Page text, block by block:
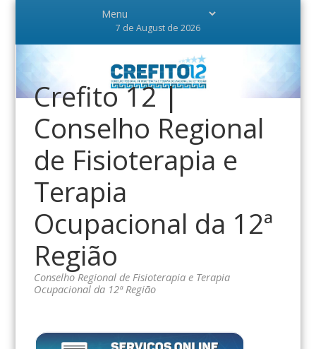
7 de August de 2026
Crefito 12 |
Conselho Regional
de Fisioterapia e
Terapia
Ocupacional da 12ª
Região
Conselho Regional de Fisioterapia e Terapia
Ocupacional da 12ª Região